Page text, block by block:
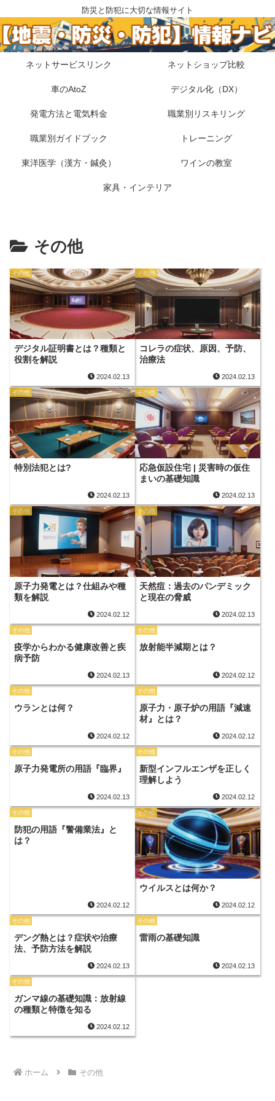
防災と防犯に大切な情報サイト
ネットサービスリンク ネットショップ比較
車のAtoZ デジタル化（DX）
発電方法と電気料金 職業別リスキリング
職業別ガイドブック トレーニング
東洋医学（漢方・鍼灸） ワインの教室
家具・インテリア
その他
その他
デジタル証明書とは？種類と
役割を解説
2024.02.13
その他
コレラの症状、原因、予防、
治療法
2024.02.13
その他
特別法犯とは?
2024.02.13
その他
応急仮設住宅 | 災害時の仮住
まいの基礎知識
2024.02.13
その他
原子力発電とは？仕組みや種
類を解説
2024.02.12
その他
天然痘：過去のパンデミック
と現在の脅威
2024.02.13
その他
疫学からわかる健康改善と疾
病予防
2024.02.13
その他
放射能半減期とは？
2024.02.12
その他
ウランとは何？
2024.02.12
その他
原子力・原子炉の用語『減速
材』とは？
2024.02.12
その他
原子力発電所の用語『臨界』
2024.02.13
その他
新型インフルエンザを正しく
理解しよう
2024.02.12
その他
防犯の用語『警備業法』と
は？
2024.02.12
その他
ウイルスとは何か？
2024.02.12
その他
デング熱とは？症状や治療
法、予防方法を解説
2024.02.13
その他
雷雨の基礎知識
2024.02.13
その他
ガンマ線の基礎知識：放射線
の種類と特徴を知る
2024.02.12
ホーム その他